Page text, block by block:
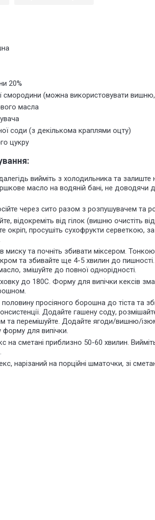
20%
смородини (можна використовувати вишню,
масла
соди (з декількома краплями оцту)
цукру
вийміть з холодильника та залиште
масло на водяній бані, не доводячи
через сито разом з розпушувачем та
відокреміть від гілок (вишню очистіть
окріп, просушіть сухофрукти серветкою,
миску та почніть збивати міксером.
та збивайте ще 4-5 хвилин до
змішуйте до повної однорідності.
до 180С. Форму для випічки кексів
просіяного борошна до тіста та
Додайте гашену соду,
та перемішуйте. Додайте ягоди/вишню/
форму для випічки.
на сметані приблизно 50-60 хвилин.
нарізаний на порційні шматочки, зі